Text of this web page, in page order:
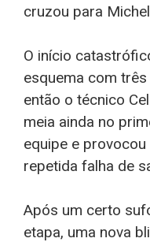
cruzou para
O início
esquema com
então o técnico
meia ainda no
equipe e
repetida falha de
Após um certo
etapa, uma nova